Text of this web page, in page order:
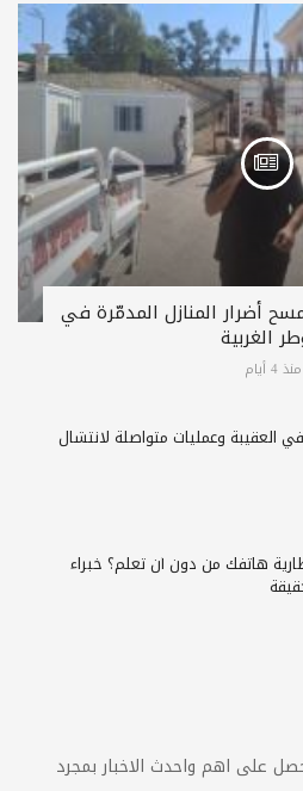
أضرار المنازل المدمّرة في
الغربية
منذ 4 أيام
العقيبة وعمليات متواصلة لانتشال
هاتفك من دون أن تعلم؟ خبراء
على اهم واحدث الاخبار بمجرد